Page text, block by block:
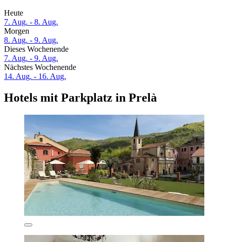
Heute
7. Aug. - 8. Aug.
Morgen
8. Aug. - 9. Aug.
Dieses Wochenende
7. Aug. - 9. Aug.
Nächstes Wochenende
14. Aug. - 16. Aug.
Hotels mit Parkplatz in Prelà